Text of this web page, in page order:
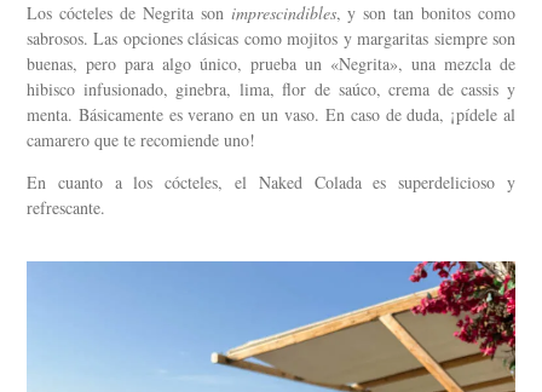
Los cócteles de Negrita son imprescindibles, y son tan bonitos como
sabrosos. Las opciones clásicas como mojitos y margaritas siempre son
buenas, pero para algo único, prueba un «Negrita», una mezcla de
hibisco infusionado, ginebra, lima, flor de saúco, crema de cassis y
menta. Básicamente es verano en un vaso. En caso de duda, ¡pídele al
camarero que te recomiende uno!
En cuanto a los cócteles, el Naked Colada es superdelicioso y
refrescante.